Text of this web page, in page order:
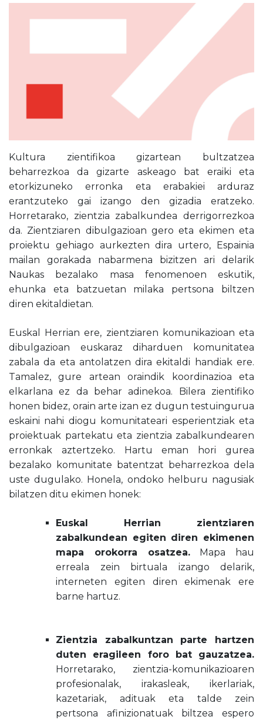
Kultura zientifikoa gizartean bultzatzea
beharrezkoa da gizarte askeago bat eraiki eta
etorkizuneko erronka eta erabakiei arduraz
erantzuteko gai izango den gizadia eratzeko.
Horretarako, zientzia zabalkundea derrigorrezkoa
da. Zientziaren dibulgazioan gero eta ekimen eta
proiektu gehiago aurkezten dira urtero, Espainia
mailan gorakada nabarmena bizitzen ari delarik
Naukas bezalako masa fenomenoen eskutik,
ehunka eta batzuetan milaka pertsona biltzen
diren ekitaldietan.
Euskal Herrian ere, zientziaren komunikazioan eta
dibulgazioan euskaraz diharduen komunitatea
zabala da eta antolatzen dira ekitaldi handiak ere.
Tamalez, gure artean oraindik koordinazioa eta
elkarlana ez da behar adinekoa. Bilera zientifiko
honen bidez, orain arte izan ez dugun testuingurua
eskaini nahi diogu komunitateari esperientziak eta
proiektuak partekatu eta zientzia zabalkundearen
erronkak aztertzeko. Hartu eman hori gurea
bezalako komunitate batentzat beharrezkoa dela
uste dugulako. Honela, ondoko helburu nagusiak
bilatzen ditu ekimen honek:
Euskal Herrian zientziaren
zabalkundean egiten diren ekimenen
mapa orokorra osatzea.Mapa hau
erreala zein birtuala izango delarik,
interneten egiten diren ekimenak ere
barne hartuz.
Zientzia zabalkuntzan parte hartzen
duten eragileen foro bat gauzatzea.
Horretarako, zientzia-komunikazioaren
profesionalak, irakasleak, ikerlariak,
kazetariak, adituak eta talde zein
pertsona afinizionatuak biltzea espero